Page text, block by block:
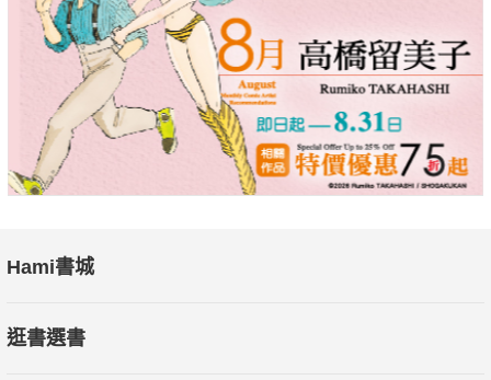
導演專訪
INTERVIEW
◆一點點的付出可以改變世界
─專訪【手機裡的眼淚】導演張世?
專欄
◆選片指南
折磨與危機：柏格曼的早期電影
Hami書城
逛書選書